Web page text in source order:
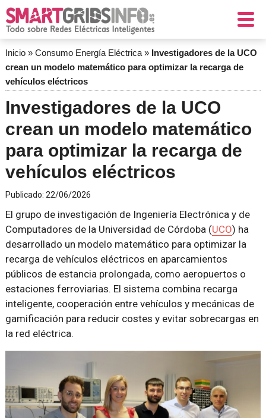
Inicio» Consumo Energía Eléctrica» Investigadores de la UCO
crean un modelo matemático para optimizar la recarga de
vehículos eléctricos
Investigadores de la UCO
crean un modelo matemático
para optimizar la recarga de
vehículos eléctricos
Publicado: 22/06/2026
El grupo de investigación de Ingeniería Electrónica y de
Computadores de la Universidad de Córdoba (UCO) ha
desarrollado un modelo matemático para optimizar la
recarga de vehículos eléctricos en aparcamientos
públicos de estancia prolongada, como aeropuertos o
estaciones ferroviarias. El sistema combina recarga
inteligente, cooperación entre vehículos y mecánicas de
gamificación para reducir costes y evitar sobrecargas en
la red eléctrica.